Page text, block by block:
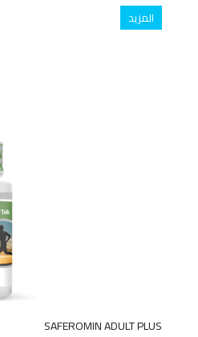
المزيد
SAFEROMIN ADULT PLUS